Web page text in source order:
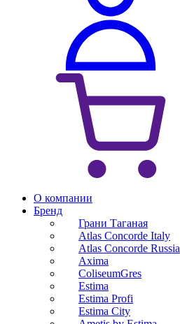
О компании
Бренд
Грани Таганая
Atlas Concorde Italy
Atlas Concorde Russia
Axima
ColiseumGres
Estima
Estima Profi
Estima City